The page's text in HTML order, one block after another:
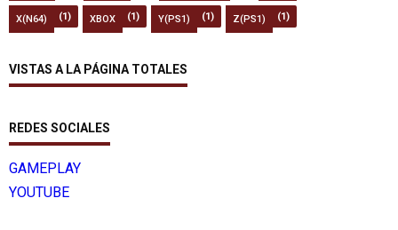
X(N64) (1) XBOX (1) Y(PS1) (1) Z(PS1) (1)
VISTAS A LA PÁGINA TOTALES
REDES SOCIALES
GAMEPLAY
YOUTUBE